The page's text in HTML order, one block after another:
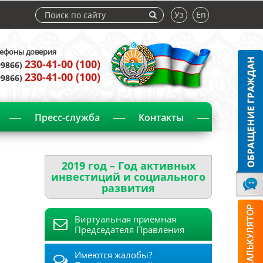
Уз En
доверия
230-41-00 (100)
230-41-00 (100)
Пресс-служба Контакты
2019 год – Год активных
инвестиций и социального
развития
Виртуальная приёмная
Председателя Правления
Имеются жалобы?